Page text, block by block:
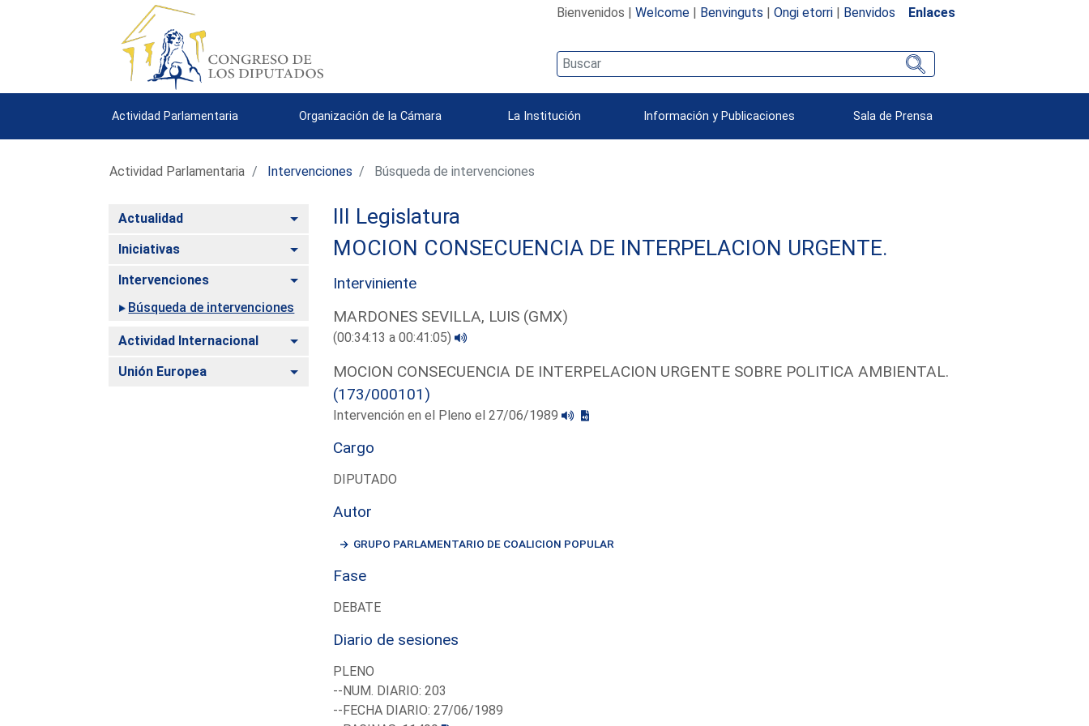
Bienvenidos | Welcome| Benvinguts | Ongi etorri| Benvidos Enlaces
Actividad Parlamentaria Organización de la Cámara La Institución Información y Publicaciones Sala de Prensa
Actividad Parlamentaria Intervenciones Búsqueda de intervenciones
Actualidad Alternar
Iniciativas Alternar
Intervenciones
Alternar
Búsqueda de intervenciones
Actividad Internacional Alternar
Unión Europea Alternar
III Legislatura
MOCION CONSECUENCIA DE INTERPELACION URGENTE.
Interviniente
MARDONES SEVILLA, LUIS (GMX)
(00:34:13 a 00:41:05)
MOCION CONSECUENCIA DE INTERPELACION URGENTE SOBRE POLITICA AMBIENTAL.
(173/000101)
Intervención en el Pleno el 27/06/1989
Cargo
DIPUTADO
Autor
GRUPO PARLAMENTARIO DE COALICION POPULAR
Fase
DEBATE
Diario de sesiones
PLENO
--NUM. DIARIO: 203
--FECHA DIARIO: 27/06/1989